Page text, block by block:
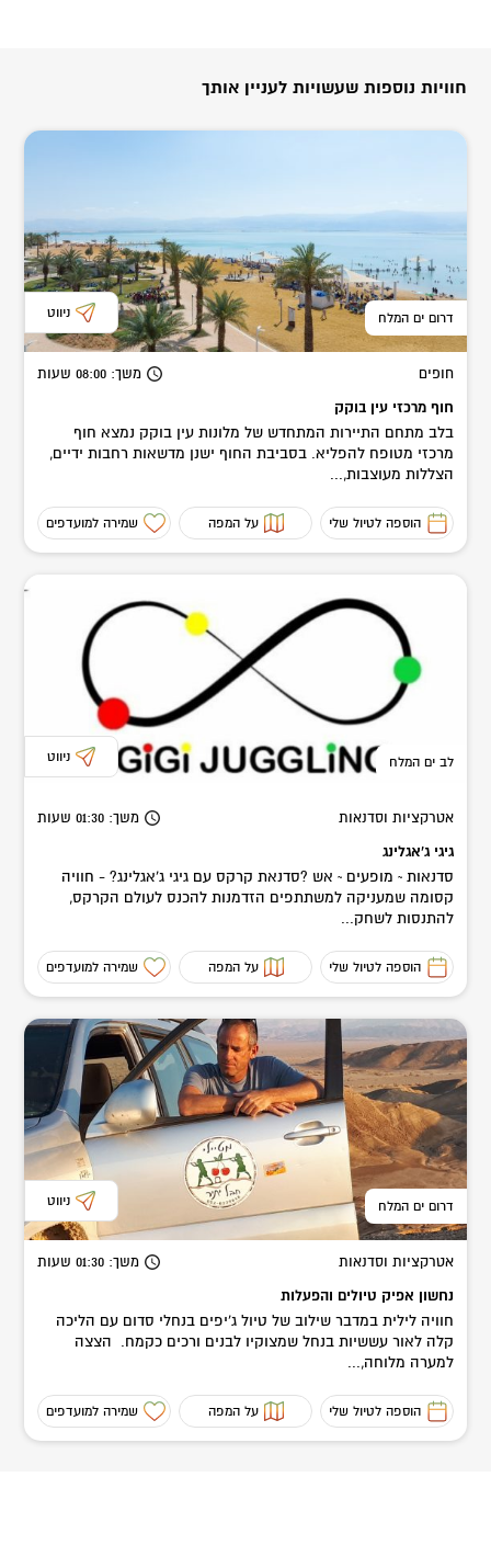
חוויות נוספות שעשויות לעניין אותך
דרום ים המלח ניווט
חופים משך: 08:00 שעות
חוף מרכזי עין בוקק
בלב מתחם התיירות המתחדש של מלונות עין בוקק נמצא חוף
מרכזי מטופח להפליא. בסביבת החוף ישנן מדשאות רחבות ידיים,
הצללות מעוצבות,...
הוספה לטיול שלי על המפה שמירה למועדפים
לב ים המלח ניווט
אטרקציות וסדנאות משך: 01:30 שעות
גיגי ג'אגלינג
סדנאות ~ מופעים ~ אש ?סדנאת קרקס עם גיגי ג'אגלינג? - חוויה
קסומה שמעניקה למשתתפים הזדמנות להכנס לעולם הקרקס,
להתנסות לשחק...
הוספה לטיול שלי על המפה שמירה למועדפים
דרום ים המלח ניווט
אטרקציות וסדנאות משך: 01:30 שעות
נחשון אפיק טיולים והפעלות
חוויה לילית במדבר שילוב של טיול ג'יפים בנחלי סדום עם הליכה
קלה לאור עששיות בנחל שמצוקיו לבנים ורכים כקמח. הצצה
למערה מלוחה,...
הוספה לטיול שלי על המפה שמירה למועדפים